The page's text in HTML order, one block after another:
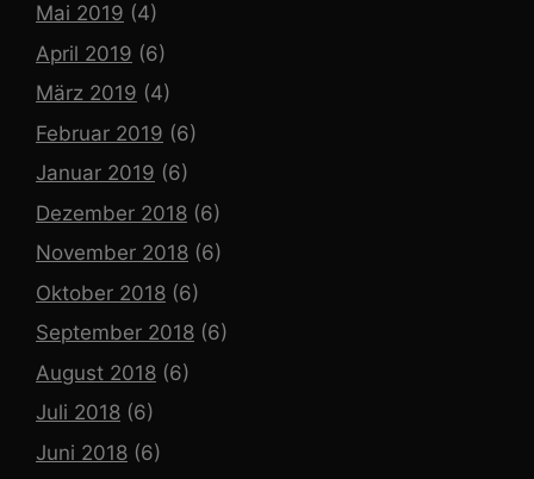
Mai 2019 (4)
April 2019 (6)
März 2019 (4)
Februar 2019 (6)
Januar 2019 (6)
Dezember 2018 (6)
November 2018 (6)
Oktober 2018 (6)
September 2018 (6)
August 2018 (6)
Juli 2018 (6)
Juni 2018 (6)